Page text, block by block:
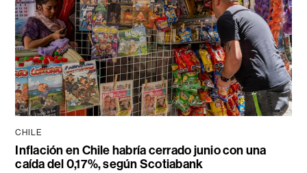
CHILE
Inflación en Chile habría cerrado junio con una
caída del 0,17%, según Scotiabank